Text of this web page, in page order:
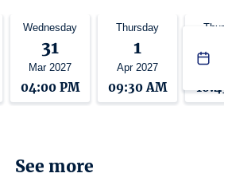
Wednesday
31
Mar 2027
04:00 PM
Thursday
1
Apr 2027
09:30 AM
Apr
See more